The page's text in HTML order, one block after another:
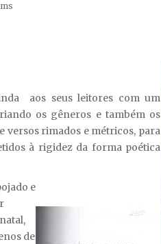
aos seus leitores com um
os gêneros e também os
versos rimados e métricos, para
à rigidez da forma poética
e
de